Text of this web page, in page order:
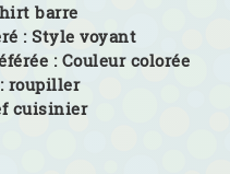
barre
:Style voyant
: Couleur colorée
roupiller
cuisinier